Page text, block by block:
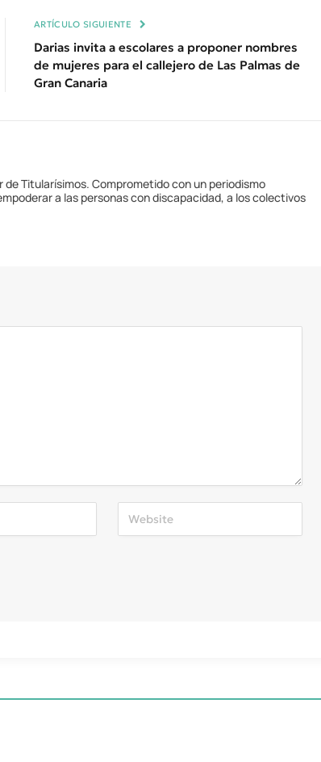
ARTÍCULO SIGUIENTE
Darias invita a escolares a proponer nombres
de mujeres para el callejero de Las Palmas de
Gran Canaria
Titularísimos. Comprometido con un periodismo
a las personas con discapacidad, a los colectivos